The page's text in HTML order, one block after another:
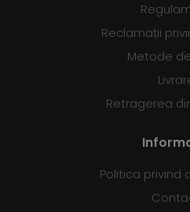
Reclamații
Metode
Retragerea
Politica privind